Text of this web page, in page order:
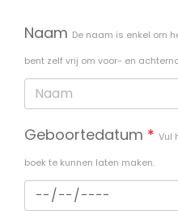
Naam De naam is enkel om
bent zelf vrij om voor- en
Geboortedatum * Vul
boek te kunnen laten maken.